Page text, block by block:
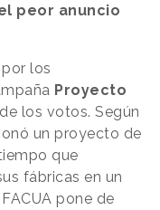
peor anuncio
los
Proyecto
de los votos. Según
un proyecto de
que
fábricas en un
pone de